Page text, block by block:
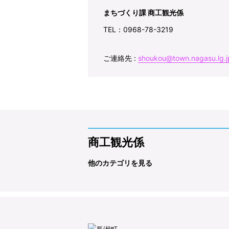
まちづくり課 商工観光係
TEL：0968-78-3219
ご連絡先 :
商工観光係
他のカテゴリを見る